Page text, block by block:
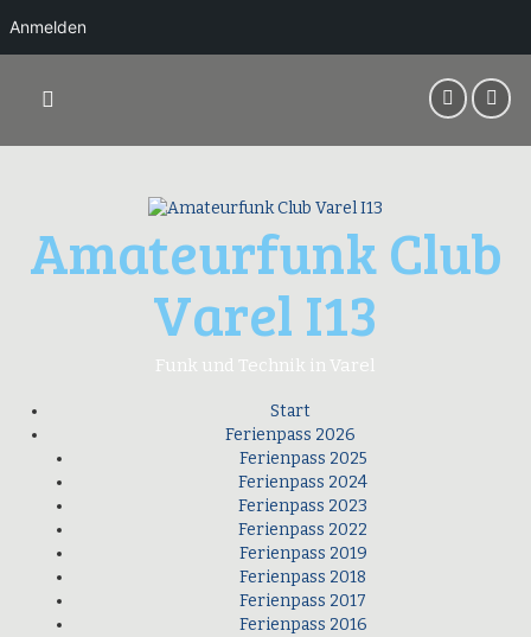
Inhalt
Amateurfunk Club
Varel I13
Funk und Technik in Varel
Start
Ferienpass 2026
Ferienpass 2025
Ferienpass 2024
Ferienpass 2023
Ferienpass 2022
Ferienpass 2019
Ferienpass 2018
Ferienpass 2017
Ferienpass 2016
Anmelden